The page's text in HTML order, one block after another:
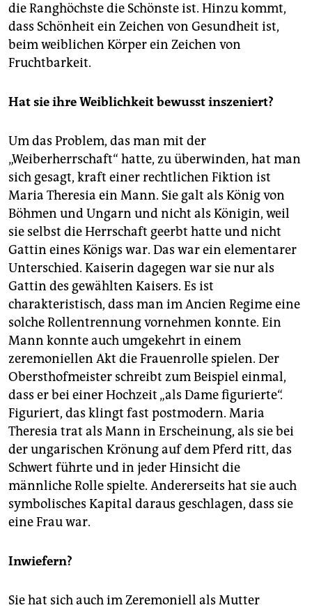
die Ranghöchste die Schönste ist. Hinzu kommt,
dass Schönheit ein Zeichen von Gesundheit ist,
beim weiblichen Körper ein Zeichen von
Fruchtbarkeit.
Hat sie ihre Weiblichkeit bewusst inszeniert?
Um das Problem, das man mit der
„Weiberherrschaft“ hatte, zu überwinden, hat man
sich gesagt, kraft einer rechtlichen Fiktion ist
Maria Theresia ein Mann. Sie galt als König von
Böhmen und Ungarn und nicht als Königin, weil
sie selbst die Herrschaft geerbt hatte und nicht
Gattin eines Königs war. Das war ein elementarer
Unterschied. Kaiserin dagegen war sie nur als
Gattin des gewählten Kaisers. Es ist
charakteristisch, dass man im Ancien Regime eine
solche Rollentrennung vornehmen konnte. Ein
Mann konnte auch umgekehrt in einem
zeremoniellen Akt die Frauenrolle spielen. Der
Obersthofmeister schreibt zum Beispiel einmal,
dass er bei einer Hochzeit „als Dame figurierte“.
Figuriert, das klingt fast postmodern. Maria
Theresia trat als Mann in Erscheinung, als sie bei
der ungarischen Krönung auf dem Pferd ritt, das
Schwert führte und in jeder Hinsicht die
männliche Rolle spielte. Andererseits hat sie auch
symbolisches Kapital daraus geschlagen, dass sie
eine Frau war.
Inwiefern?
Sie hat sich auch im Zeremoniell als Mutter